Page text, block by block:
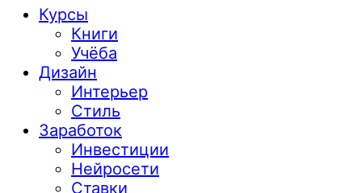
Курсы
Книги
Учёба
Дизайн
Интерьер
Стиль
Заработок
Инвестиции
Нейросети
Ставки